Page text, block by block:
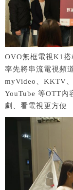
OVO無框電視K1搭
率先將串流電視頻
myVideo、KKTV
YouTube 等OTT內
劇、看電視更方便